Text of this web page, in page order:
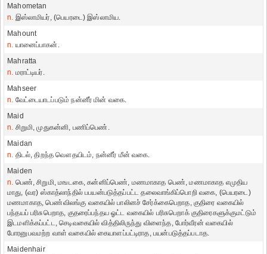
Mahometan
n. இஸ்லாமியர், (பெயரடை) இஸ்லாமிய.
Mahount
n. யானைப்பாகன்.
Mahratta
n. மராட்டியர்.
Mahseer
n. வேட்டையாடப்படும் நன்னீர் மின் வகை.
Maid
n. சிறுமி, முதுகன்னி, பணிப்பெண்.
Maidan
n. திடல், திறந்த வௌதயிடம், நன்னீர் மீன் வகை.
Maiden
n. பெண், சிறுமி, மஙடகை, கன்னிப்பெண், மணமாகாத பெண், மணமாகாத எமுதிய
மாது, (வர) ஸ்காத்லாந்தில் பபயன்படுத்தப்பட்ட தலைவாங்கிப்பொறி வகை, (பெயரடை)
மணமாகாத, பெண்விலங்கு வகையில் பாலினச் சேர்க்கைபெறாத, குதிரை வகையில்
பந்தயப் பரிசுபெறாத, குதரைப்பந்தய ஓட்ட வகையில் பரிசுபெறாக் குதிரைகளுக்குமட்டும்
இடமளிக்கப்பட்ட, செடிவகையில் வித்திலிருந்து விளைந்த, போர்வீரன் வகையில்
போரனுபவமற்ற வாள் வகையில் கையாளப்பட்டிராத, பயன்படுத்தப்படாத.
Maidenhair